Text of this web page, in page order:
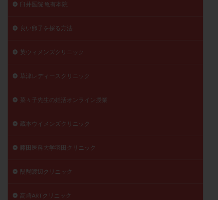
臼井医院 亀有本院
良い卵子を採る方法
英ウィメンズクリニック
草津レディースクリニック
菜々子先生の妊活オンライン授業
蔵本ウイメンズクリニック
藤田医科大学羽田クリニック
醍醐渡辺クリニック
高崎ARTクリニック